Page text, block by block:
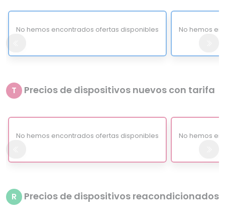
No hemos encontrados ofertas disponibles No hemos
T Precios de dispositivos nuevos con tarifa
No hemos encontrados ofertas disponibles No hemos
R Precios de dispositivos reacondicionados